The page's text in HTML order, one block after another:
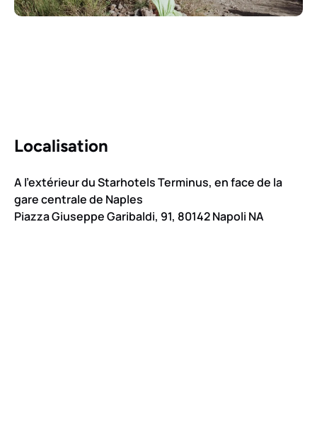
Localisation
A l’extérieur du Starhotels Terminus, en face de la
gare centrale de Naples
Piazza Giuseppe Garibaldi, 91, 80142 Napoli NA